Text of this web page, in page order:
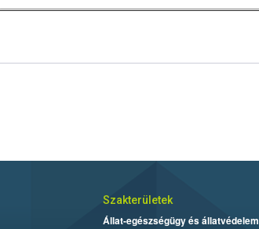
Szakterületek
Állat-egészségügy és állatvédelem